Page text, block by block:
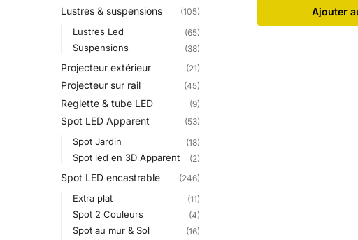
Ajouter
Lustres & suspensions (105)
Lustres Led (65)
Suspensions (38)
Projecteur extérieur (21)
Projecteur sur rail (45)
Reglette & tube LED (9)
Spot LED Apparent (53)
Spot Jardin (18)
Spot led en 3D Apparent (2)
Spot LED encastrable (246)
Extra plat (11)
Spot 2 Couleurs (4)
Spot au mur & Sol (16)